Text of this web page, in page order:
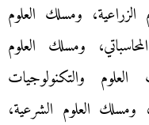
ومسلك العلوم
ومسلك العلوم
العلوم والتكنولوجيات
ومسلك العلوم الشرعية،